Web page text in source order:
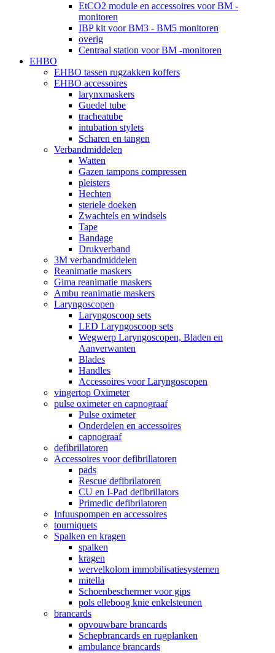
EtCO2 module en accessoires voor BM -
monitoren
IBP kit voor BM3 - BM5 monitoren
overig
Centraal station voor BM -monitoren
EHBO
EHBO tassen rugzakken koffers
EHBO accessoires
larynxmaskers
Guedel tube
tracheatube
intubation stylets
Scharen en tangen
Verbandmiddelen
Watten
Gazen tampons compressen
pleisters
Hechten
steriele doeken
Zwachtels en windsels
Tape
Bandage
Drukverband
3M verbandmiddelen
Reanimatie maskers
Gima reanimatie maskers
Ambu reanimatie maskers
Laryngoscopen
Laryngoscoop sets
LED Laryngoscoop sets
Wegwerp Laryngoscopen, Bladen en
Aanverwanten
Blades
Handles
Accessoires voor Laryngoscopen
vingertop Oximeter
pulse oximeter en capnograaf
Pulse oximeter
Onderdelen en accessoires
capnograaf
defibrillatoren
Accessoires voor defibrillatoren
pads
Rescue defibrilatoren
CU en I-Pad defibrillators
Primedic defibrilatoren
Infuuspompen en accessoires
tourniquets
Spalken en kragen
spalken
kragen
wervelkolom immobilisatiesystemen
mitella
Schoenbeschermer voor gips
pols elleboog knie enkelsteunen
brancards
opvouwbare brancards
Schepbrancards en rugplanken
ambulance brancards